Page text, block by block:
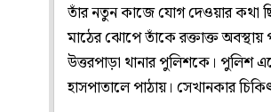
তাঁর নতুন কাজে যোগ দেওয়ার কথা
মাঠের ঝোপে তাঁকে রক্তাক্ত
উত্তরপাড়া থানার পুলিশকে। পুলিশ
হাসপাতালে পাঠায়। সেখানকার